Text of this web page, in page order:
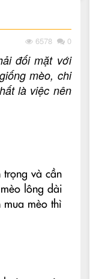
6578 0
đối mặt với
mèo, chi
là việc nên
và cần
lông dài
mua mèo thì